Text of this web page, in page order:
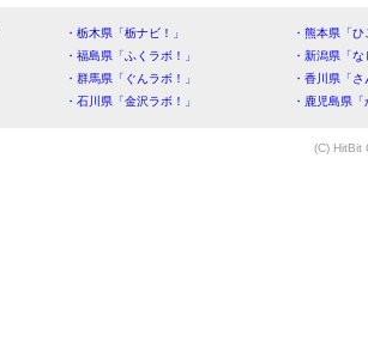
・栃木県「栃ナビ！」
・熊本県「
・福島県「ふくラボ！」
・新潟県「
・群馬県「ぐんラボ！」
・香川県「
・石川県「金沢ラボ！」
・鹿児島県
(C) HitBit